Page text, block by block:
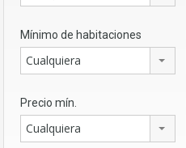
Mínimo de habitaciones
Cualquiera
Precio mín.
Cualquiera